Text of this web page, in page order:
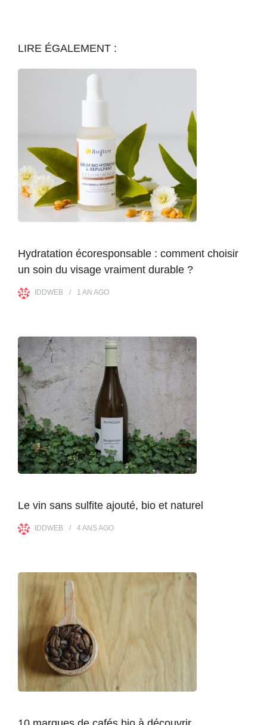
LIRE ÉGALEMENT :
Hydratation écoresponsable : comment choisir
un soin du visage vraiment durable ?
IDDWEB 1 AN AGO
Le vin sans sulfite ajouté, bio et naturel
IDDWEB 4 ANSAGO